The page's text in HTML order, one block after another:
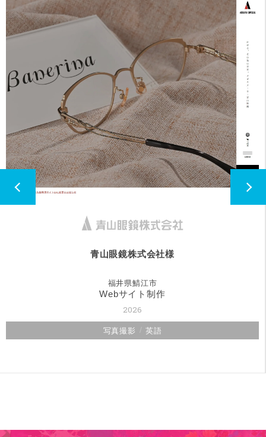
写真撮影